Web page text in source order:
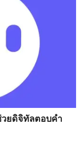
วยดิจิทัลตอบคำ